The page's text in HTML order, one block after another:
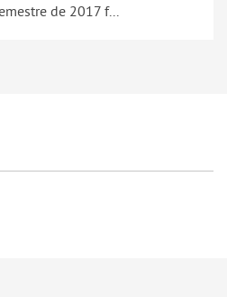
de 2017 f...